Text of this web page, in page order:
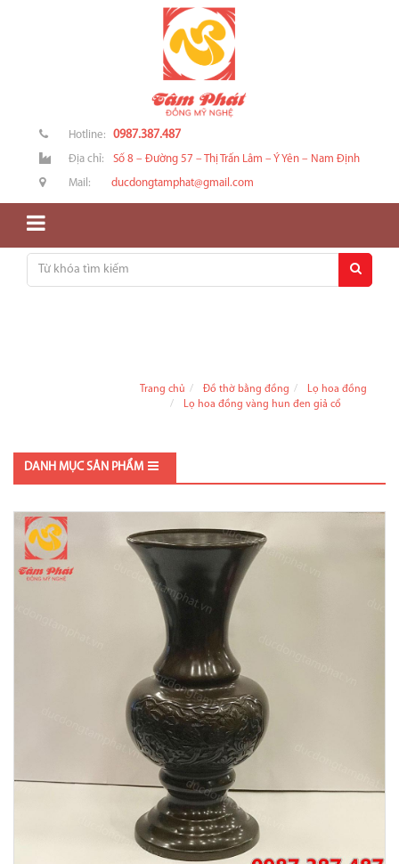
Hotline: 0987.387.487
Địa chỉ: Số 8 – Đường 57 – Thị Trấn Lâm – Ý Yên – Nam Định
Mail: ducdongtamphat@gmail.com
Trang chủ Đồ thờ bằng đồng
Lọ hoa đồng
Lọ hoa đồng vàng hun đen giả cổ
DANH MỤC SẢN PHẨM